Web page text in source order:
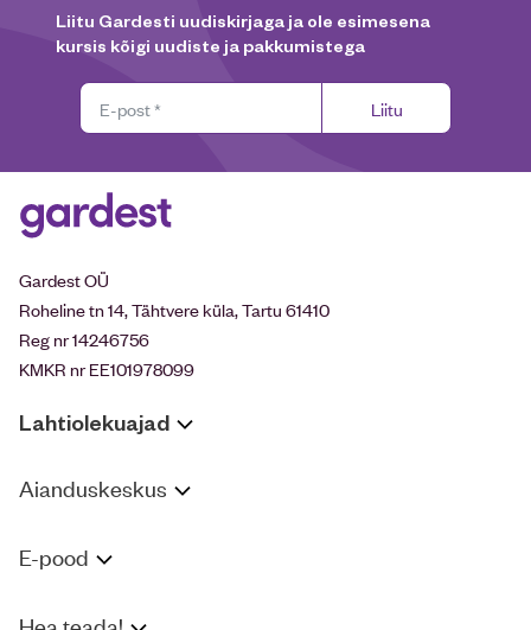
Liitu Gardesti uudiskirjaga ja ole esimesena
kursis kõigi uudiste ja pakkumistega
Liitu
Gardest OÜ
Roheline tn 14, Tähtvere küla, Tartu 61410
Reg nr 14246756
KMKR nr EE101978099
Lahtiolekuajad
Aianduskeskus
E-pood